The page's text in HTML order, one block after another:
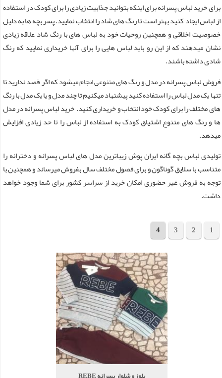
برای خرید لباس پسرانه برای اینکه بتوانید جذابیت زیادی را برای کودک در استفاده
از لباس ایجاد کنید بهتر است تا رنگ های شاد را انتخاب نمایید. پسر بچه ها به دلیل
خصوصیت اخلاقی و همچنین روحیات خود به لباس های با رنگ شاد علاقه زیادی
نشان میدهند که از این رو باید لباس هایی را برای آنها خریداری نمایید که رنگ
شادی داشته باشند.
فروش لباس پسرانه در مدل و رنگ های متنوعی انجام میشود که اگر قصد ندارید تا
تنها یک مدل لباس را استفاده کنید پیشنهاد میکنیم تا چند مدل و یا یک مدل با رنگ
های مختلف را برای کودک خود انتخاب و خریداری کنید. خرید لباس پسرانه در مدل
ها و رنگ های متنوع اشتیاق کودک به استفاده از لباس را تا حد زیادی افزایش
میدهد.
تولیدی لباس بچه گانه ایران پوش زیباترین مدل های لباس پسرانه و دخترانه را
متناسب با سلایق گوناگون و برای فصول مختلف سال بفروش میرساند و همچنین با
توجه به فروش غیر حضوری امکان خرید از سراسر کشور برای شما وجود خواهد
داشت.
1
2
3
4